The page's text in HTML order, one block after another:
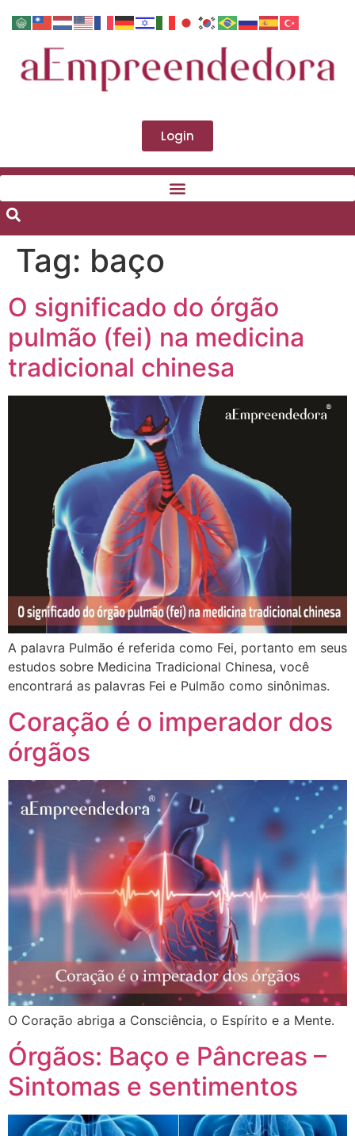
Login
Tag: baço
O significado do órgão
pulmão (fei) na medicina
tradicional chinesa
A palavra Pulmão é referida como Fei, portanto em seus
estudos sobre Medicina Tradicional Chinesa, você
encontrará as palavras Fei e Pulmão como sinônimas.
Coração é o imperador dos
órgãos
O Coração abriga a Consciência, o Espírito e a Mente.
Órgãos: Baço e Pâncreas –
Sintomas e sentimentos